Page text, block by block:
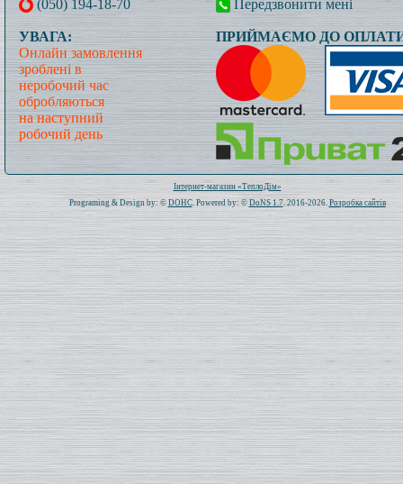
(050) 194-18-70
Передзвонити мені
УВАГА:
Онлайн замовлення
зроблені в
неробочий час
обробляються
на наступний
робочий день
ПРИЙМАЄМО ДО
Всього: 1021619 Сьогодні: 213
Інтернет-магазин «ТеплоДім»
Programing & Design by: © DOHC. Powered by: © DoNS 1.7. 2016-2026. Розробка сайтів